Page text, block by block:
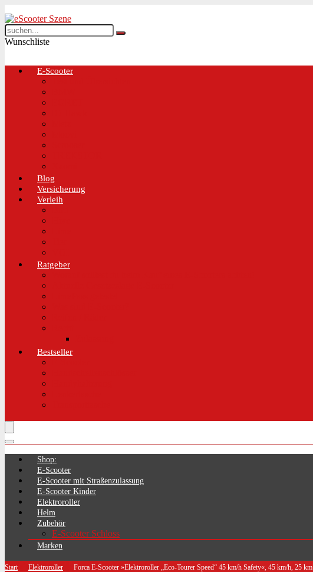
Wunschliste
E-Scooter
Blog
Versicherung
Verleih
Ratgeber
Bestseller
Shop:
E-Scooter
E-Scooter mit Straßenzulassung
E-Scooter Kinder
Elektroroller
Helm
Zubehör
E-Scooter Schloss
Marken
Start Elektroroller Forca E-Scooter »Elektroroller „Eco-Tourer Speed“ 45 km/h Safety«, 45 km/h, 25 km